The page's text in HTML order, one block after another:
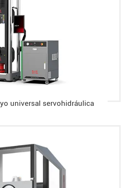
universal servohidráulica